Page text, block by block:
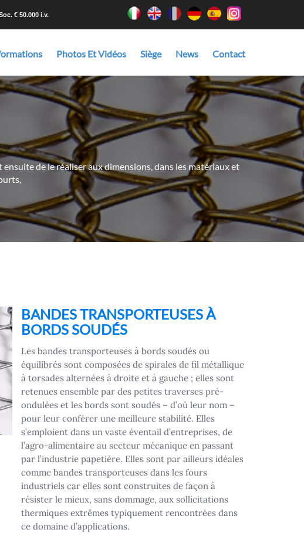
€ 50.000 i.v.
Photos Et Vidéos Siège News Contact
de le réaliser aux dimensions, dans les matériaux et
BANDES TRANSPORTEUSES À
BORDS SOUDÉS
Les bandes transporteuses à bords soudés ou
équilibrés sont composées de spirales de fil métallique
à torsades alternées à droite et à gauche ; elles sont
retenues ensemble par des petites traverses pré-
ondulées et les bords sont soudés – d’où leur nom –
pour leur conférer une meilleure stabilité. Elles
s’emploient dans un vaste éventail d’entreprises, de
l’agro-alimentaire au secteur mécanique en passant
par l’industrie papetière. Elles sont par ailleurs idéales
comme bandes transporteuses dans les fours
industriels car elles sont construites de façon à
résister le mieux, sans dommage, aux sollicitations
thermiques extrêmes typiquement rencontrées dans
ce domaine d’applications.